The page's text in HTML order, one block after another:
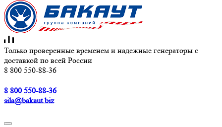
Только проверенные временем и надежные генераторы с
доставкой по всей России
8 800 550-88-36
8 800 550-88-36
sila@bakaut.biz